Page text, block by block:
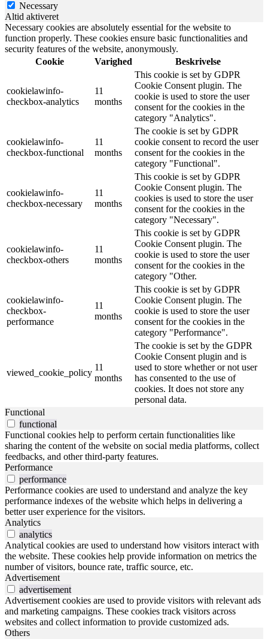
Necessary
Altid aktiveret
Necessary cookies are absolutely essential for the website to
function properly. These cookies ensure basic functionalities and
security features of the website, anonymously.
Cookie
Varighed Beskrivelse
cookielawinfo-
checkbox-analytics
11
months
This cookie is set by GDPR
Cookie Consent plugin. The
cookie is used to store the user
consent for the cookies in the
category "Analytics".
cookielawinfo-
checkbox-functional
11
months
The cookie is set by GDPR
cookie consent to record the user
consent for the cookies in the
category "Functional".
cookielawinfo-
checkbox-necessary
11
months
This cookie is set by GDPR
Cookie Consent plugin. The
cookies is used to store the user
consent for the cookies in the
category "Necessary".
cookielawinfo-
checkbox-others
11
months
This cookie is set by GDPR
Cookie Consent plugin. The
cookie is used to store the user
consent for the cookies in the
category "Other.
cookielawinfo-
checkbox-
performance
11
months
This cookie is set by GDPR
Cookie Consent plugin. The
cookie is used to store the user
consent for the cookies in the
category "Performance".
viewed_cookie_policy
11
months
The cookie is set by the GDPR
Cookie Consent plugin and is
used to store whether or not user
has consented to the use of
cookies. It does not store any
personal data.
Functional
functional
Functional cookies help to perform certain functionalities like
sharing the content of the website on social media platforms, collect
feedbacks, and other third-party features.
Performance
performance
Performance cookies are used to understand and analyze the key
performance indexes of the website which helps in delivering a
better user experience for the visitors.
Analytics
analytics
Analytical cookies are used to understand how visitors interact with
the website. These cookies help provide information on metrics the
number of visitors, bounce rate, traffic source, etc.
Advertisement
advertisement
Advertisement cookies are used to provide visitors with relevant ads
and marketing campaigns. These cookies track visitors across
websites and collect information to provide customized ads.
Others